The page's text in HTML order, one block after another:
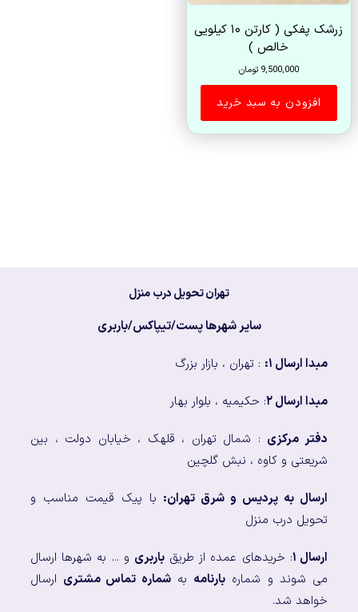
زرشک پفکی ( کارتن ۱۰ کیلویی
خالص )
9,500,000 تومان
افزودن به سبد خرید
تهران تحویل درب منزل
سایر شهرها پست/تیپاکس/باربری
مبدا ارسال ۱: : تهران ، بازار بزرگ
مبدا ارسال ۲ : حکیمیه ، بلوار بهار
دفتر مرکزی : شمال تهران ، قلهک ، خیابان دولت ، بین
شریعتی و کاوه ، نبش گلچین
ارسال به پردیس و شرق تهران: با پیک قیمت مناسب و
تحویل درب منزل
ارسال ۱ : خریدهای عمده از طریقباربری و ... به شهرها ارسال
می شوند و شماره بارنامه بهشماره تماس مشتری ارسال
خواهد شد.